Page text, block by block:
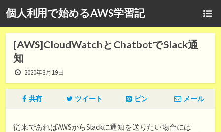
個人利用で始めるAWS学習記
[AWS]CloudWatchとChatbotでSlack通
知
2020年3月19日
共有 ツイート ピン メール
従来であればAWSからSlackに通知を送りたい場合には